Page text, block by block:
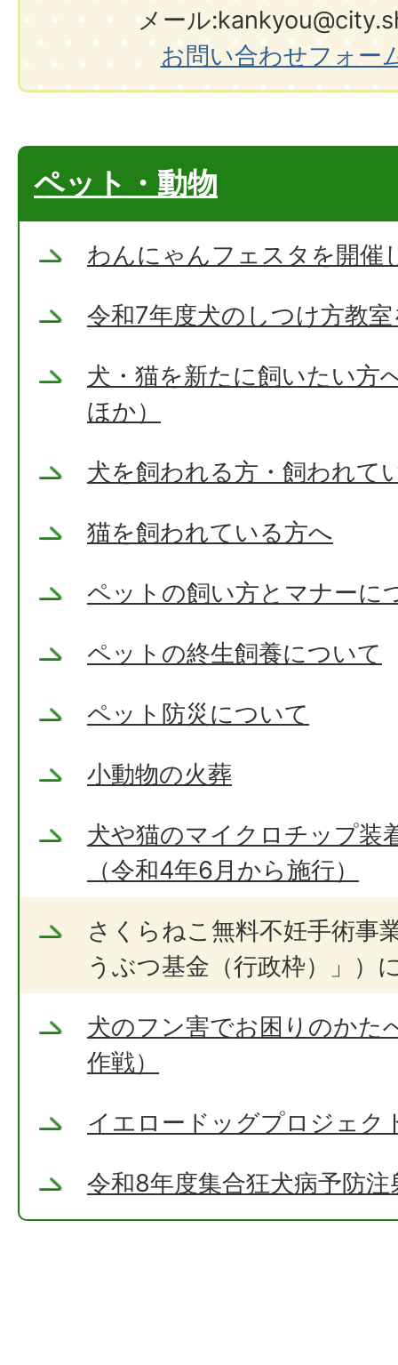
メール
お問い合わせフォー
ペット・動物
わんにゃんフェスタを開催
令和7年度犬のしつけ方教
犬・猫を新たに飼いたい方
ほか）
犬を飼われる方・飼われて
猫を飼われている方へ
ペットの飼い方とマナーに
ペットの終生飼養について
ペット防災について
小動物の火葬
犬や猫のマイクロチップ装
（令和4年6月から施行）
さくらねこ無料不妊手術事
うぶつ基金（行政枠）」）
犬のフン害でお困りのかた
作戦）
イエロードッグプロジェク
令和8年度集合狂犬病予防